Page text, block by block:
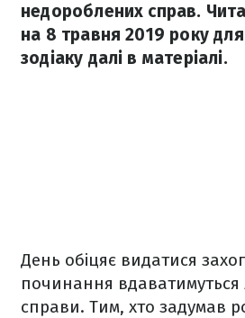
недороблених справ.
на 8 травня 2019 року для
зодіаку далі в матеріалі.
День обіцяє видатися
починання вдаватимуться
справи. Тим, хто задумав